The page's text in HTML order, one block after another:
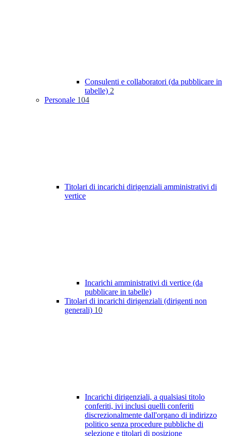
Consulenti e collaboratori (da pubblicare in
tabelle) 2
Personale 104
Titolari di incarichi dirigenziali amministrativi di
vertice
Incarichi amministrativi di vertice (da
pubblicare in tabelle)
Titolari di incarichi dirigenziali (dirigenti non
generali) 10
Incarichi dirigenziali, a qualsiasi titolo
conferiti, ivi inclusi quelli conferiti
discrezionalmente dall'organo di indirizzo
politico senza procedure pubbliche di
selezione e titolari di posizione